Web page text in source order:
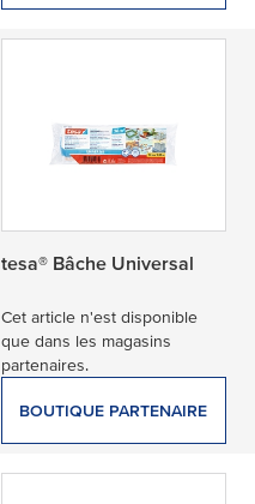
tesa® Bâche Universal
Cet article n'est disponible
que dans les magasins
partenaires.
BOUTIQUE PARTENAIRE